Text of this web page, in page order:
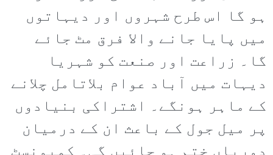
ہو گا اس طرح شہروں اور دیہاتوں
میں پایا جانے والا فرق مٹ جائے
گا۔ زراعت اور صنعت کو شہریا
دیہات میں آباد عوام بلاتامل چلانے
کے ماہر ہونگے۔ اشتراکی بنیادوں
پر میل جول کے باعث ان کے درمیان